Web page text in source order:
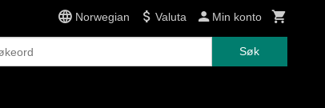
Norwegian Valuta Min konto
Søk